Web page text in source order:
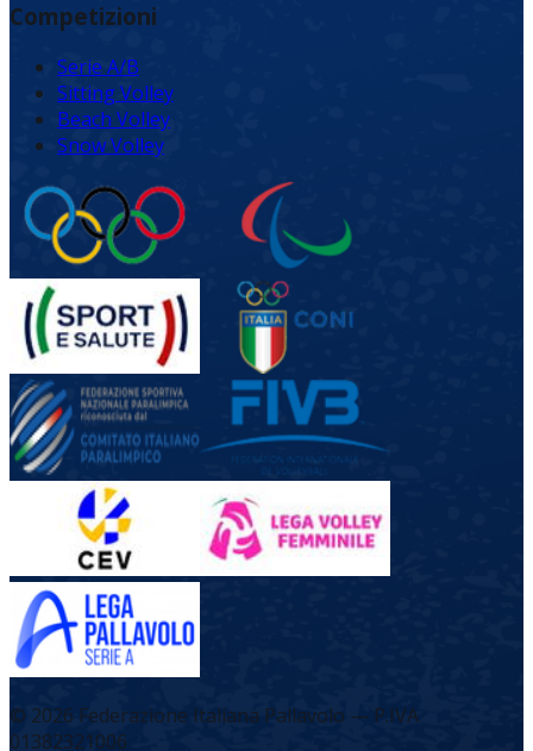
Competizioni
Serie A/B
Sitting Volley
Beach Volley
Snow Volley
© 2026 Federazione Italiana Pallavolo — P.IVA
01382321006